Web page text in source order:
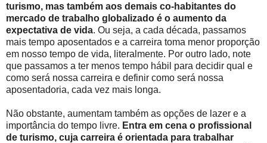
turismo, mas também aos demais co-habitantes do
mercado de trabalho globalizado é o aumento da
expectativa de vida. Ou seja, a cada década, passamos
mais tempo aposentados e a carreira toma menor proporção
em nosso tempo de vida, literalmente. Por outro lado, note
que passamos a ter menos tempo hábil para decidir qual e
como será nossa carreira e definir como será nossa
aposentadoria, cada vez mais longa.
Não obstante, aumentam também as opções de lazer e a
importância do tempo livre. Entra em cena o profissional
de turismo, cuja carreira é orientada para trabalhar